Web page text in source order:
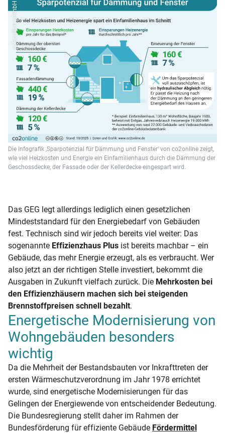
Die Infografik ‚Sparpotenzial für Dämmung und Fenster‘ von co2online zeigt,
wie viel Heizkosten und Energie ein Einfamilienhaus durch die Dämmung der
Geschossdecke, der Fassade oder der Kellerdecke eingespart wird.
co2online gGmbH
Das GEG legt allerdings lediglich einen gesetzlichen
Mindeststandard für den Energiebedarf von Gebäuden
fest. Technisch sind wir jedoch bereits viel weiter: Das
sogenannte Effizienzhaus Plus ist bereits machbar – ein
Gebäude, das mehr Energie erzeugt, als es verbraucht. Wer
also jetzt an der richtigen Stelle investiert, bekommt die
Ausgaben in Zukunft vielfach zurück. Die Mehrkosten bei
den Effizienzhäusern machen sich bei steigenden
Brennstoffpreisen schnell bezahlt.
Energetische Modernisierung von
Wohngebäuden besonders
wichtig
Da die Mehrheit der Bestandsbauten vor Inkrafttreten der
ersten Wärmeschutzverordnung im Jahr 1978 errichtet
wurde, sind energetische Modernisierungen für das
Gelingen der Energiewende von entscheidender Bedeutung.
Die Bundesregierung stellt daher im Rahmen der
Bundesförderung für effiziente Gebäude Fördermittel